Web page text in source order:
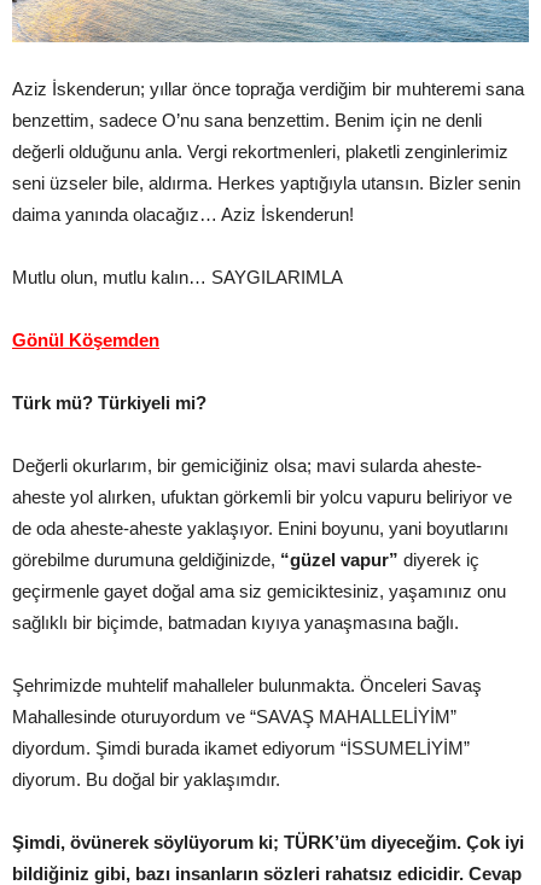
Aziz İskenderun; yıllar önce toprağa verdiğim bir muhteremi sana
benzettim, sadece O’nu sana benzettim. Benim için ne denli
değerli olduğunu anla. Vergi rekortmenleri, plaketli zenginlerimiz
seni üzseler bile, aldırma. Herkes yaptığıyla utansın. Bizler senin
daima yanında olacağız… Aziz İskenderun!
Mutlu olun, mutlu kalın… SAYGILARIMLA
Gönül Köşemden
Türk mü? Türkiyeli mi?
Değerli okurlarım, bir gemiciğiniz olsa; mavi sularda aheste-
aheste yol alırken, ufuktan görkemli bir yolcu vapuru beliriyor ve
de oda aheste-aheste yaklaşıyor. Enini boyunu, yani boyutlarını
görebilme durumuna geldiğinizde, “güzel vapur” diyerek iç
geçirmenle gayet doğal ama siz gemiciktesiniz, yaşamınız onu
sağlıklı bir biçimde, batmadan kıyıya yanaşmasına bağlı.
Şehrimizde muhtelif mahalleler bulunmakta. Önceleri Savaş
Mahallesinde oturuyordum ve “SAVAŞ MAHALLELİYİM”
diyordum. Şimdi burada ikamet ediyorum “İSSUMELİYİM”
diyorum. Bu doğal bir yaklaşımdır.
Şimdi, övünerek söylüyorum ki; TÜRK’üm diyeceğim. Çok iyi
bildiğiniz gibi, bazı insanların sözleri rahatsız edicidir. Cevap